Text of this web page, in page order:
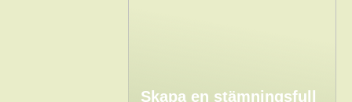
Skapa en stämningsfull